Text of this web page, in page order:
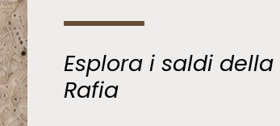
Esplora i saldi
Rafia